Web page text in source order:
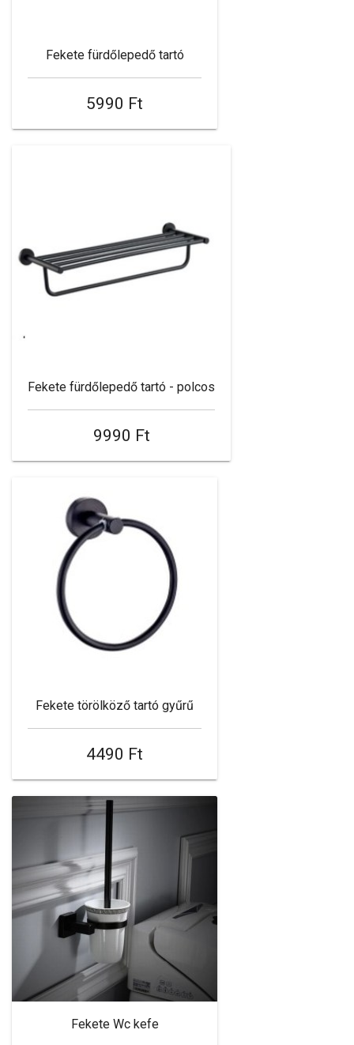
Fekete fürdőlepedő tartó
5990 Ft
Fekete fürdőlepedő tartó - polcos
9990 Ft
Fekete törölköző tartó gyűrű
4490 Ft
Fekete Wc kefe